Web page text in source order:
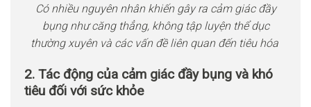
Có nhiều nguyên nhân khiến gây ra cảm giác đầy
bụng như căng thẳng, không tập luyện thể dục
thường xuyên và các vấn đề liên quan đến tiêu hóa
2. Tác động của cảm giác đầy bụng và khó
tiêu đối với sức khỏe